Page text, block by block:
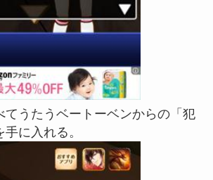
てうたうベートーベンからの「犯
に入れる。